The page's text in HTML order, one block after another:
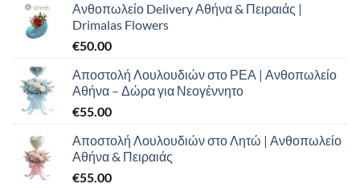
Ανθοπωλείο Delivery Αθήνα & Πειραιάς |
Drimalas Flowers
€50.00
Αποστολή Λουλουδιών στο ΡΕΑ | Ανθοπωλείο
Αθήνα – Δώρα για Νεογέννητο
€55.00
Αποστολή Λουλουδιών στο Λητώ | Ανθοπωλείο
Αθήνα & Πειραιάς
€55.00